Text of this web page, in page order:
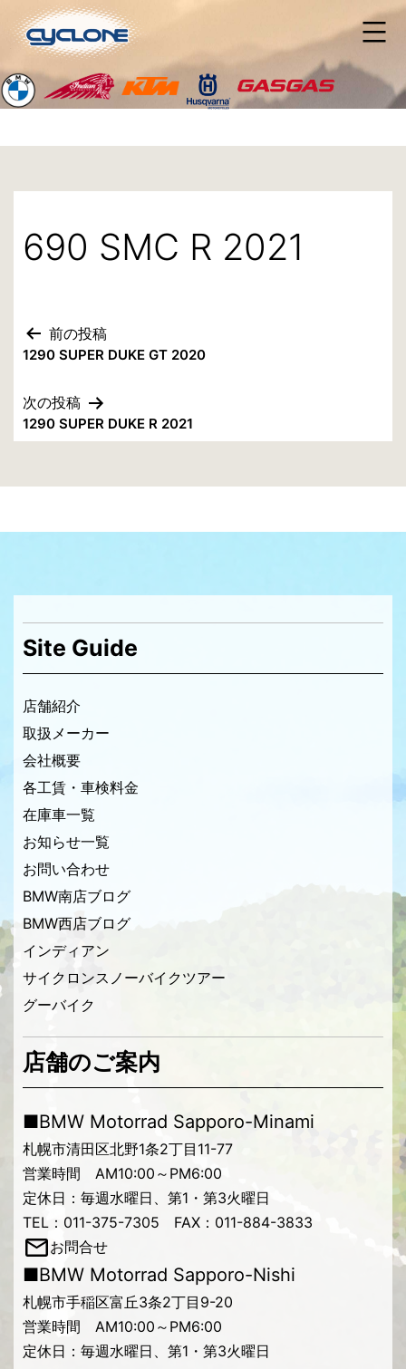
ン
ン
ツ
690 SMC R 2021
投
ナ
ゲ
ー
ョ
ン
前の投稿
1290 SUPER DUKE GT 2020
次の投稿
1290 SUPER DUKE R 2021
Site Guide
店舗紹介
取扱メーカー
会社概要
各工賃・車検料金
在庫車一覧
お知らせ一覧
お問い合わせ
BMW南店ブログ
BMW西店ブログ
インディアン
サイクロンスノーバイクツアー
グーバイク
店舗のご案内
■BMW Motorrad Sapporo-Minami
札幌市清田区北野1条2丁目11-77
営業時間 AM10:00～PM6:00
定休日：毎週水曜日、第1・第3火曜日
TEL：011-375-7305 FAX：011-884-3833
お問合せ
■BMW Motorrad Sapporo-Nishi
札幌市手稲区富丘3条2丁目9-20
営業時間 AM10:00～PM6:00
定休日：毎週水曜日、第1・第3火曜日